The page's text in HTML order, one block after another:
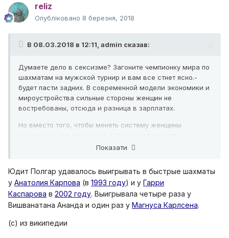
reliz
Опубліковано 8 березня, 2018
В 08.03.2018 в 12:11, admin сказав:
Думаете дело в сексизме? Загоните чемпионку мира по
шахматам на мужской турнир и вам все стнет ясно.-
будет пасти задних. В современной модели экономики и
мироустройства сильные стороны женщин не
востребованы, отсюда и разница в зарплатах.
Но вместо того, чтобы менять систему женщины
мужчинами, что глупо и бесперспективно. ИМХО.
Показати
Юдит Полгар удавалось выигрывать в быстрые шахматы
у Анатолия Карпова (в 1993 году) и у Гарри
Каспарова в 2002 году. Выигрывала четыре раза у
Вишванатана Ананда и один раз у Магнуса Карлсена.
(с) из википедии